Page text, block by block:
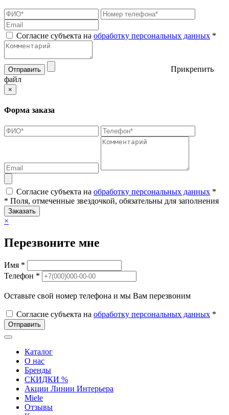
Согласие субъекта на обработку персональных данных *
Отправить
Прикрепить
файл
×
Форма заказа
Согласие субъекта на обработку персональных данных *
* Поля, отмеченные звездочкой, обязательны для заполнения
Заказать
×
Перезвоните мне
Имя *
Телефон *
Оставьте свой номер телефона и мы Вам перезвоним
Согласие субъекта на обработку персональных данных *
Отправить
Каталог
О нас
Бренды
СКИДКИ %
Акции Линии Интерьера
Miele
Отзывы